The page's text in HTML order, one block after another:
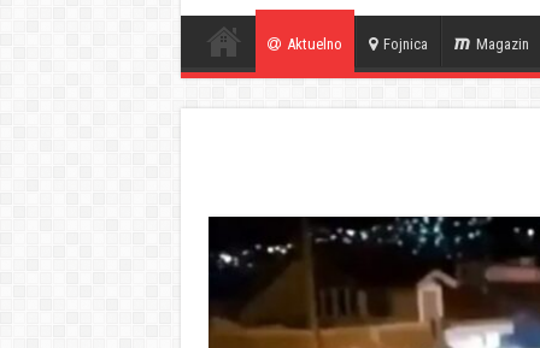
Aktuelno Fojnica Magazin